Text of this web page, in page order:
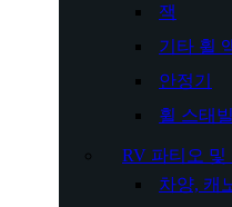
잭
기타 휠
안정기
휠 스태
RV 파티오 및
차양, 캐